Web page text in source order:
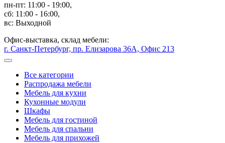
пн-пт: 11:00 - 19:00,
сб: 11:00 - 16:00,
вс: Выходной
Офис-выставка, склад мебели:
г. Санкт-Петербург, пр. Елизарова 36А, Офис 213
Все категории
Распродажа мебели
Мебель для кухни
Кухонные модули
Шкафы
Мебель для гостиной
Мебель для спальни
Мебель для прихожей